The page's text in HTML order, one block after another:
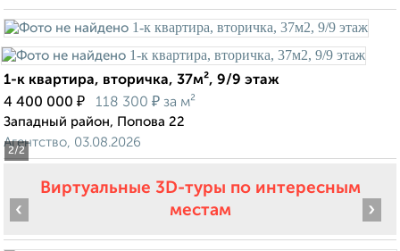
2/2
1-к квартира, вторичка, 37м², 9/9 этаж
4 400 000 ₽ 118 300 ₽ за м²
Западный район, Попова 22
Агентство, 03.08.2026
Виртуальные 3D-туры по интересным
местам
‹ ›